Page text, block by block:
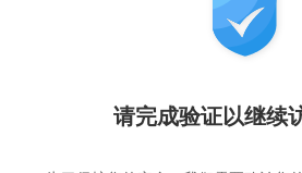
请完成验证以继续